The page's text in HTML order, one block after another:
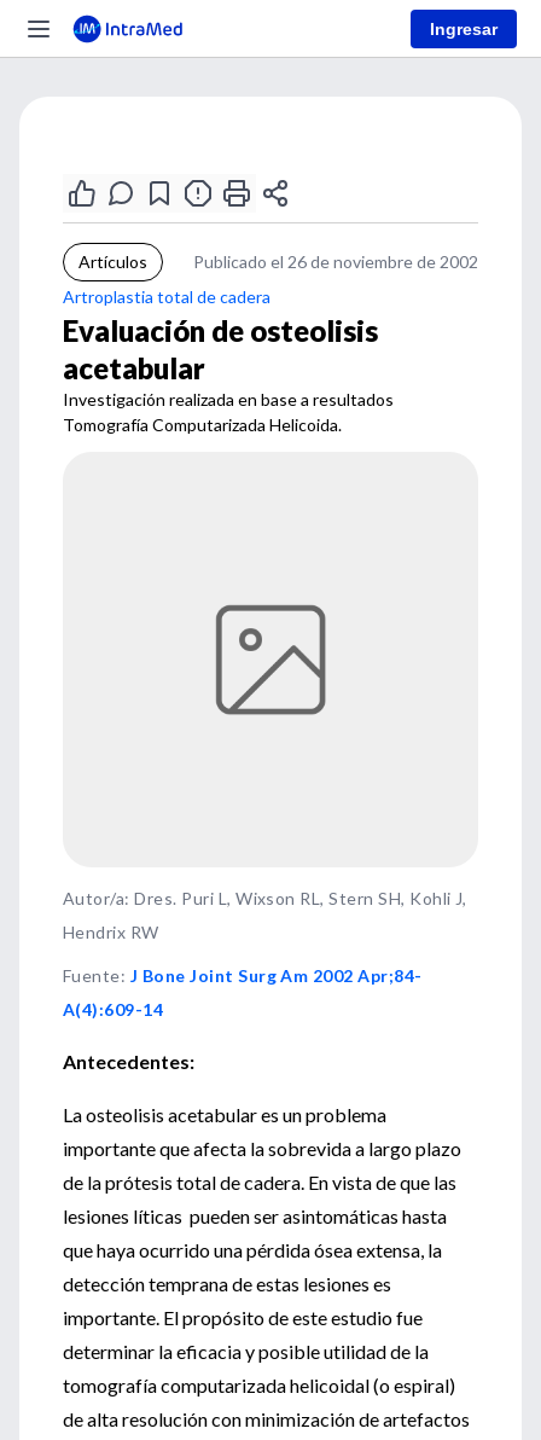
Ingresar
Artículos
Publicado el 26 de noviembre de 2002
Artroplastia total de cadera
Evaluación de osteolisis
acetabular
Investigación realizada en base a resultados
Tomografía Computarizada Helicoida.
Autor/a: Dres. Puri L, Wixson RL, Stern SH, Kohli J,
Hendrix RW
Fuente: J Bone Joint Surg Am 2002 Apr;84-
A(4):609-14
Antecedentes:
La osteolisis acetabular es un problema
importante que afecta la sobrevida a largo plazo
de la prótesis total de cadera. En vista de que las
lesiones líticas pueden ser asintomáticas hasta
que haya ocurrido una pérdida ósea extensa, la
detección temprana de estas lesiones es
importante. El propósito de este estudio fue
determinar la eficacia y posible utilidad de la
tomografía computarizada helicoidal (o espiral)
de alta resolución con minimización de artefactos